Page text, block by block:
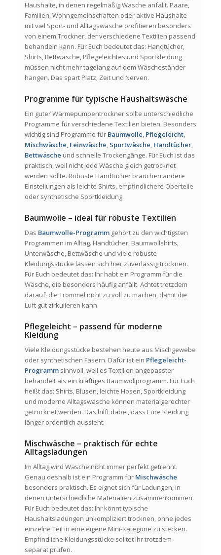
Haushalte, in denen regelmäßig Wäsche anfällt. Paare,
Familien, Wohngemeinschaften oder aktive Haushalte
mit viel Sport- und Alltagswäsche profitieren besonders
von einem Trockner, der verschiedene Textilien passend
behandeln kann. Für Euch bedeutet das: Handtücher,
Shirts, Bettwäsche, Pflegeleichtes und Sportkleidung
müssen nicht mehr tagelang auf dem Wäscheständer
hängen. Das spart Platz, Zeit und Nerven.
Programme für typische Haushaltswäsche
Ein guter Wärmepumpentrockner sollte unterschiedliche
Programme für verschiedene Textilien bieten. Besonders
wichtig sind Programme für Baumwolle, Pflegeleicht,
Mischwäsche, Feinwäsche, Sportwäsche, Handtücher,
Bettwäsche und schnelle Trockengänge. Für Euch ist das
praktisch, weil nicht jede Wäsche gleich getrocknet
werden sollte. Robuste Handtücher brauchen andere
Einstellungen als leichte Shirts, empfindlichere Oberteile
oder synthetische Sportkleidung.
Baumwolle – ideal für robuste Textilien
Das Baumwolle-Programmgehört zu den wichtigsten
Programmen im Alltag. Handtücher, Baumwollshirts,
Unterwäsche, Bettwäsche und viele robuste
Kleidungsstücke lassen sich hier zuverlässig trocknen.
Für Euch bedeutet das: Ihr habt ein Programm für die
Wäsche, die besonders häufig anfällt. Achtet trotzdem
darauf, die Trommel nicht zu voll zu machen, damit die
Luft gut zirkulieren kann.
Pflegeleicht – passend für moderne
Kleidung
Viele Kleidungsstücke bestehen heute aus Mischgewebe
oder synthetischen Fasern. Dafür ist ein Pflegeleicht-
Programmsinnvoll, weil es Textilien angepasster
behandelt als ein kräftiges Baumwollprogramm. Für Euch
heißt das: Shirts, Blusen, leichte Hosen, Sportkleidung
und moderne Alltagswäsche können materialgerechter
getrocknet werden. Das hilft dabei, dass Eure Kleidung
länger ordentlich aussieht.
Mischwäsche – praktisch für echte
Alltagsladungen
Im Alltag wird Wäsche nicht immer perfekt getrennt.
Genau deshalb ist ein Programm für Mischwäsche
besonders praktisch. Es eignet sich für Ladungen, in
denen unterschiedliche Materialien zusammenkommen.
Für Euch bedeutet das: Ihr könnt typische
Haushaltsladungen unkompliziert trocknen, ohne jedes
einzelne Teil in eine eigene Mini-Kategorie zu stecken.
Empfindliche Kleidungsstücke solltet Ihr trotzdem
separat prüfen.